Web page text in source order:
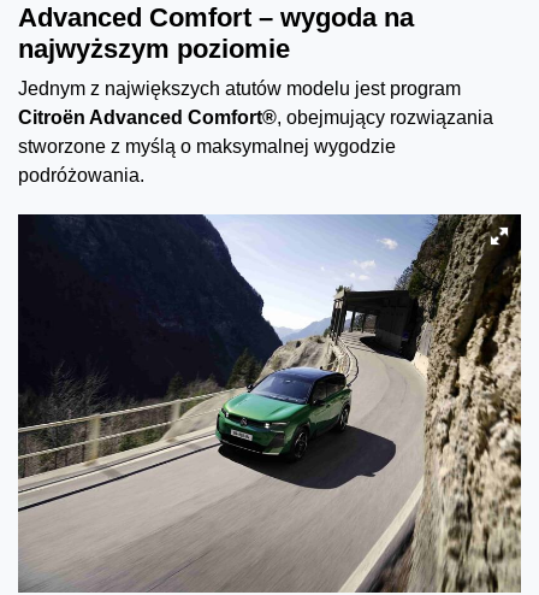
Advanced Comfort – wygoda na
najwyższym poziomie
Jednym z największych atutów modelu jest program
Citroën Advanced Comfort®, obejmujący rozwiązania
stworzone z myślą o maksymalnej wygodzie
podróżowania.